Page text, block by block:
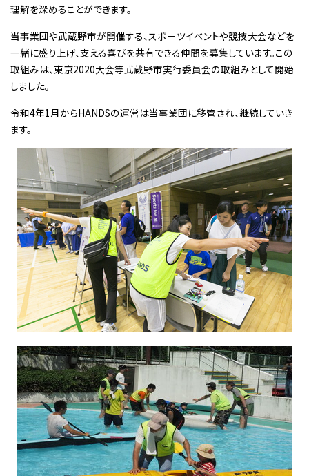
理解を深めることができます。
当事業団や武蔵野市が開催する、スポーツイベントや競技大会などを
一緒に盛り上げ、支える喜びを共有できる仲間を募集しています。この
取組みは、東京2020大会等武蔵野市実行委員会の取組みとして開始
しました。
令和4年1月からHANDSの運営は当事業団に移管され、継続していき
ます。